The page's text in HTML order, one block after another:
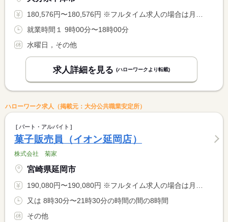
180,576円〜180,576円 ※フルタイム求人の場合は月額（換算額）、パート求人の場合は時間額を表示しています。
就業時間１ 9時00分〜18時00分
水曜日，その他
求人詳細を見る (ハローワークより転載)
ハローワーク求人（掲載元：大分公共職業安定所）
パート・アルバイト
菓子販売員（イオン延岡店）
株式会社 菊家
宮崎県延岡市
190,080円〜190,080円 ※フルタイム求人の場合は月額（換算額）、パート求人の場合は時間額を表示しています。
又は 8時30分〜21時30分の時間の間の8時間
その他